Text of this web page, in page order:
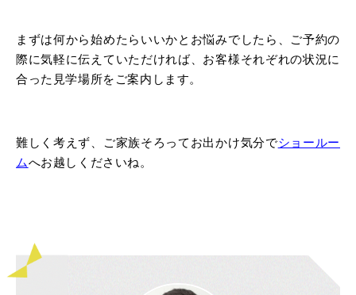
まずは何から始めたらいいかとお悩みでしたら、ご予約の
際に気軽に伝えていただければ、お客様それぞれの状況に
合った見学場所をご案内します。
難しく考えず、ご家族そろってお出かけ気分でショールー
ムへお越しくださいね。